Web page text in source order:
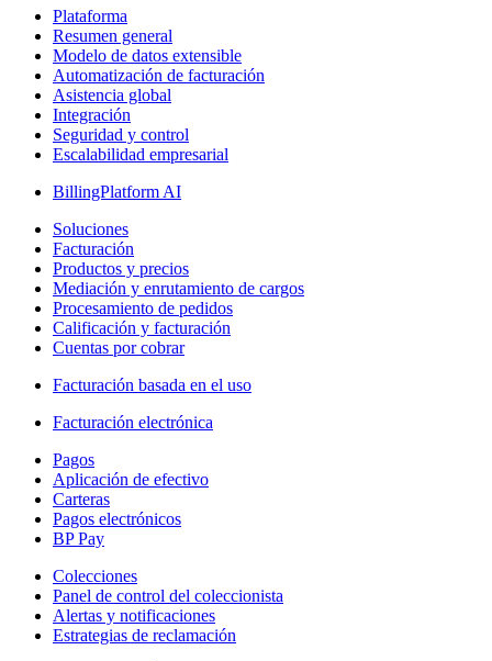
Plataforma
Resumen general
Modelo de datos extensible
Automatización de facturación
Asistencia global
Integración
Seguridad y control
Escalabilidad empresarial
BillingPlatform AI
Soluciones
Facturación
Productos y precios
Mediación y enrutamiento de cargos
Procesamiento de pedidos
Calificación y facturación
Cuentas por cobrar
Facturación basada en el uso
Facturación electrónica
Pagos
Aplicación de efectivo
Carteras
Pagos electrónicos
BP Pay
Colecciones
Panel de control del coleccionista
Alertas y notificaciones
Estrategias de reclamación